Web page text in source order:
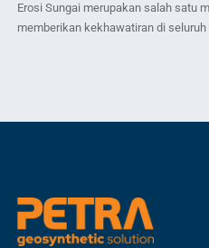
Erosi Sungai merupakan salah satu
memberikan kekhawatiran di